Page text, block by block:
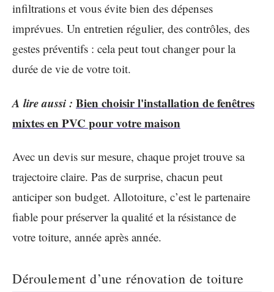
infiltrations et vous évite bien des dépenses
imprévues. Un entretien régulier, des contrôles, des
gestes préventifs : cela peut tout changer pour la
durée de vie de votre toit.
A lire aussi : Bien choisir l'installation de fenêtres
mixtes en PVC pour votre maison
Avec un devis sur mesure, chaque projet trouve sa
trajectoire claire. Pas de surprise, chacun peut
anticiper son budget. Allotoiture, c’est le partenaire
fiable pour préserver la qualité et la résistance de
votre toiture, année après année.
Déroulement d’une rénovation de toiture